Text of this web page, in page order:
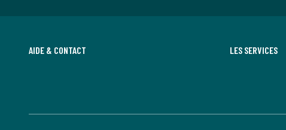
AIDE & CONTACT LES SERVICES